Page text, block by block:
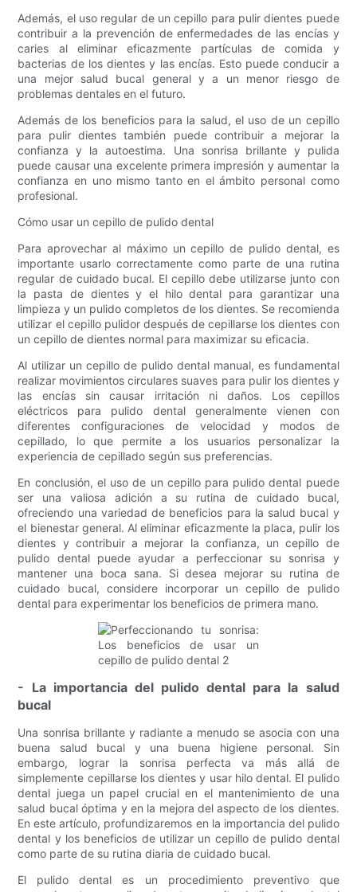
Además, el uso regular de un cepillo para pulir dientes puede
contribuir a la prevención de enfermedades de las encías y
caries al eliminar eficazmente partículas de comida y
bacterias de los dientes y las encías. Esto puede conducir a
una mejor salud bucal general y a un menor riesgo de
problemas dentales en el futuro.
Además de los beneficios para la salud, el uso de un cepillo
para pulir dientes también puede contribuir a mejorar la
confianza y la autoestima. Una sonrisa brillante y pulida
puede causar una excelente primera impresión y aumentar la
confianza en uno mismo tanto en el ámbito personal como
profesional.
Cómo usar un cepillo de pulido dental
Para aprovechar al máximo un cepillo de pulido dental, es
importante usarlo correctamente como parte de una rutina
regular de cuidado bucal. El cepillo debe utilizarse junto con
la pasta de dientes y el hilo dental para garantizar una
limpieza y un pulido completos de los dientes. Se recomienda
utilizar el cepillo pulidor después de cepillarse los dientes con
un cepillo de dientes normal para maximizar su eficacia.
Al utilizar un cepillo de pulido dental manual, es fundamental
realizar movimientos circulares suaves para pulir los dientes y
las encías sin causar irritación ni daños. Los cepillos
eléctricos para pulido dental generalmente vienen con
diferentes configuraciones de velocidad y modos de
cepillado, lo que permite a los usuarios personalizar la
experiencia de cepillado según sus preferencias.
En conclusión, el uso de un cepillo para pulido dental puede
ser una valiosa adición a su rutina de cuidado bucal,
ofreciendo una variedad de beneficios para la salud bucal y
el bienestar general. Al eliminar eficazmente la placa, pulir los
dientes y contribuir a mejorar la confianza, un cepillo de
pulido dental puede ayudar a perfeccionar su sonrisa y
mantener una boca sana. Si desea mejorar su rutina de
cuidado bucal, considere incorporar un cepillo de pulido
dental para experimentar los beneficios de primera mano.
- La importancia del pulido dental para la salud
bucal
Una sonrisa brillante y radiante a menudo se asocia con una
buena salud bucal y una buena higiene personal. Sin
embargo, lograr la sonrisa perfecta va más allá de
simplemente cepillarse los dientes y usar hilo dental. El pulido
dental juega un papel crucial en el mantenimiento de una
salud bucal óptima y en la mejora del aspecto de los dientes.
En este artículo, profundizaremos en la importancia del pulido
dental y los beneficios de utilizar un cepillo de pulido dental
como parte de su rutina diaria de cuidado bucal.
El pulido dental es un procedimiento preventivo que